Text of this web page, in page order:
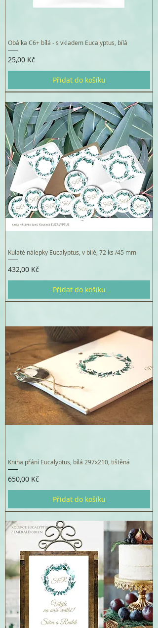
Obálka C6+ bílá - s vkladem Eucalyptus, bílá
Cena
25,00 Kč
Přidat do košíku
Kulaté nálepky Eucalyptus, v bílé, 72 ks /45 mm
Cena
432,00 Kč
Přidat do košíku
Kniha přání Eucalyptus, bílá 297x210, tištěná
Cena
650,00 Kč
Přidat do košíku